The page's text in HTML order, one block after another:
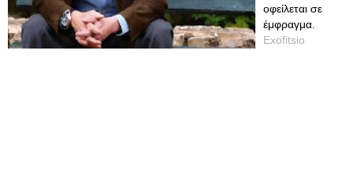
οφείλεται σε
έμφραγμα.
Exofitsio